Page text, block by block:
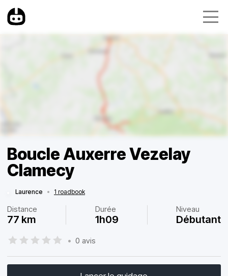
Boucle Auxerre Vezelay
Clamecy
Laurence • 1 roadbook
Distance
77 km
Durée
1h09
Niveau
Débutant
• 0 avis